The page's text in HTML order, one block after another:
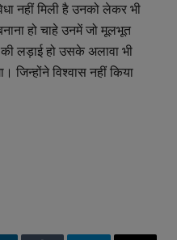
नहीं मिली है उनको लेकर भी
हो चाहे उनमें जो मूलभूत
की लड़ाई हो उसके अलावा भी
जिन्होंने विश्वास नहीं किया